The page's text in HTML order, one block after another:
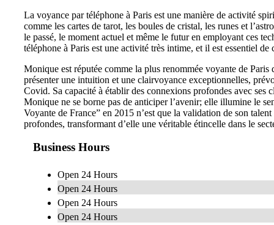
La voyance par téléphone à Paris est une manière de activité
comme les cartes de tarot, les boules de cristal, les runes et
le passé, le moment actuel et même le futur en employant ces
téléphone à Paris est une activité très intime, et il est essentiel
Monique est réputée comme la plus renommée voyante de
présenter une intuition et une clairvoyance exceptionnelles,
Covid. Sa capacité à établir des connexions profondes avec ses
Monique ne se borne pas de anticiper l’avenir; elle illumine le
Voyante de France” en 2015 n’est que la validation de son
profondes, transformant d’elle une véritable étincelle dans le
Business Hours
Open 24 Hours
Open 24 Hours
Open 24 Hours
Open 24 Hours